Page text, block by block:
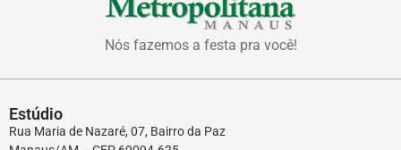
Nós fazemos a festa pra você!
Estúdio
Rua Maria de Nazaré, 07, Bairro da Paz